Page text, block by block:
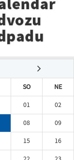
SO
NE
01
02
08
09
15
16